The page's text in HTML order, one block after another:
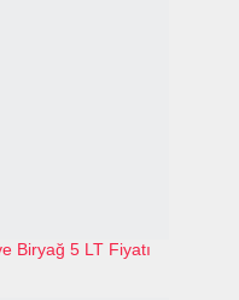
Biryağ 5 LT Fiyatı